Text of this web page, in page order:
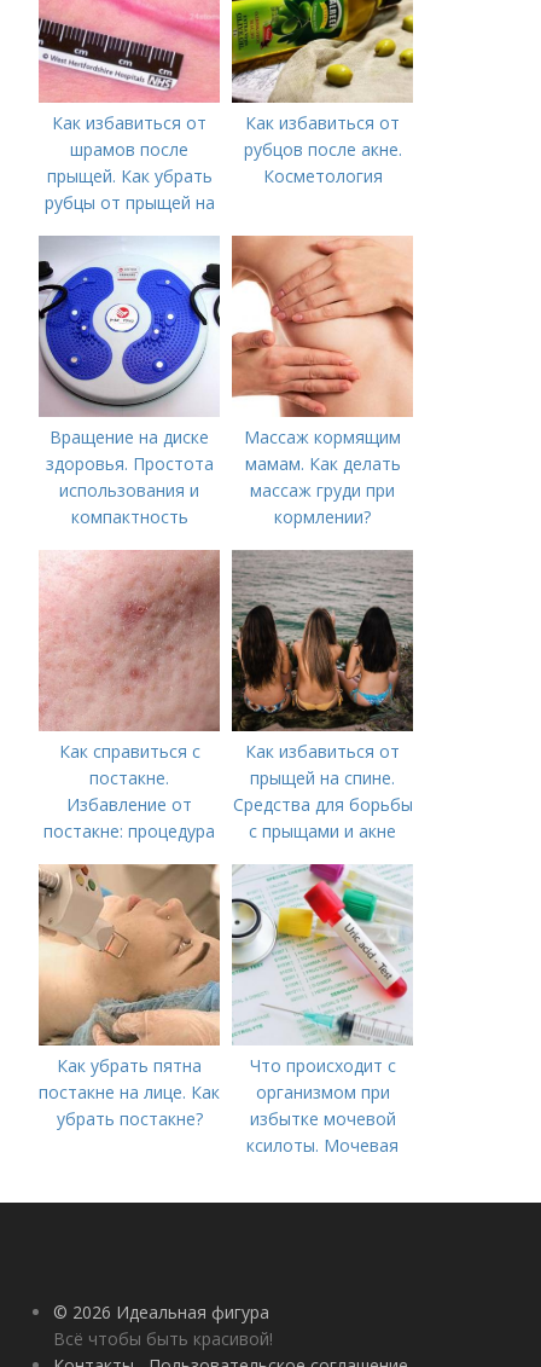
Как избавиться от
шрамов после
прыщей. Как убрать
рубцы от прыщей на
Как избавиться от
рубцов после акне.
Косметология
Вращение на диске
здоровья. Простота
использования и
компактность
Массаж кормящим
мамам. Как делать
массаж груди при
кормлении?
Как справиться с
постакне.
Избавление от
постакне: процедура
Как избавиться от
прыщей на спине.
Средства для борьбы
с прыщами и акне
Как убрать пятна
постакне на лице. Как
убрать постакне?
Что происходит с
организмом при
избытке мочевой
ксилоты. Мочевая
норма и отклонения
© 2026 Идеальная фигура
Всё чтобы быть красивой!